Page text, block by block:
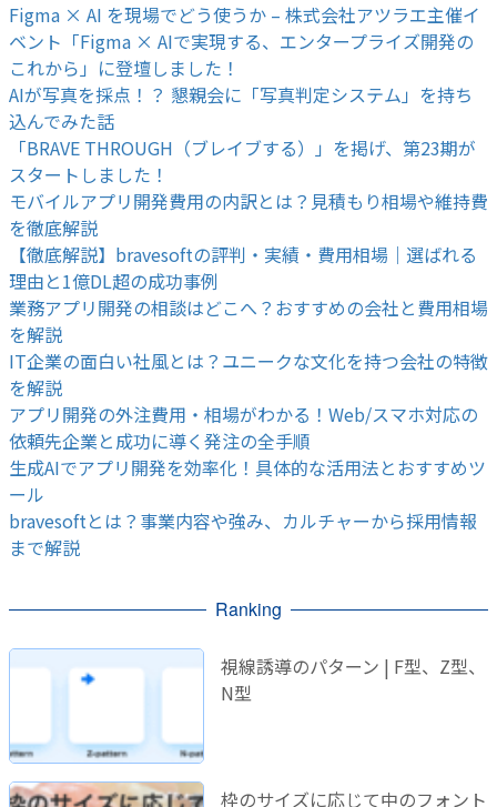
Figma × AI を現場でどう使うか – 株式会社アツラエ主催イ
ベント「Figma × AIで実現する、エンタープライズ開発の
これから」に登壇しました！
AIが写真を採点！？ 懇親会に「写真判定システム」を持ち
込んでみた話
「BRAVE THROUGH（ブレイブする）」を掲げ、第23期が
スタートしました！
モバイルアプリ開発費用の内訳とは？見積もり相場や維持費
を徹底解説
【徹底解説】bravesoftの評判・実績・費用相場｜選ばれる
理由と1億DL超の成功事例
業務アプリ開発の相談はどこへ？おすすめの会社と費用相場
を解説
IT企業の面白い社風とは？ユニークな文化を持つ会社の特徴
を解説
アプリ開発の外注費用・相場がわかる！Web/スマホ対応の
依頼先企業と成功に導く発注の全手順
生成AIでアプリ開発を効率化！具体的な活用法とおすすめツ
ール
bravesoftとは？事業内容や強み、カルチャーから採用情報
まで解説
Ranking
視線誘導のパターン | F型、Z型、
N型
枠のサイズに応じて中のフォント